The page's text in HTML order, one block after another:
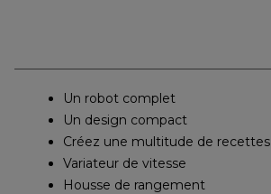
Un robot complet
Un design compact
Créez une multitude de recettes
Variateur de vitesse
Housse de rangement